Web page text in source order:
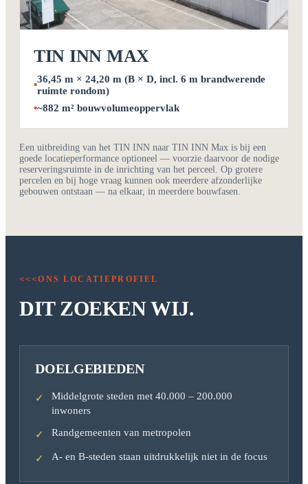
TIN INN MAX
▪
36,45 m × 24,20 m (B × D, incl. 6 m brandwerende
ruimte rondom)
▪~882 m² bouwvolumeoppervlak
Een uitbreiding van het TIN INN naar TIN INN Max is bij een
goede locatieperformance optioneel — voorzie daarvoor de nodige
reserveringsruimte in de inrichting van het perceel. Op grotere
percelen en bij hoge vraag kunnen ook meerdere afzonderlijke
gebouwen ontstaan — na elkaar, in meerdere bouwfasen.
<<<ONS LOCATIEPROFIEL
DIT ZOEKEN WIJ.
DOELGEBIEDEN
✓
Middelgrote steden met 40.000 – 200.000
inwoners
✓ Randgemeenten van metropolen
✓ A- en B-steden staan uitdrukkelijk niet in de focus